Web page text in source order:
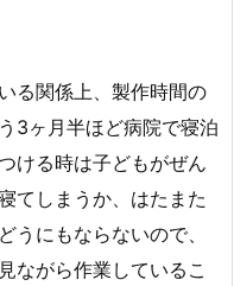
る関係上、製作時間の
3ヶ月半ほど病院で寝泊
ける時は子どもがぜん
てしまうか、はたまた
うにもならないので、
ながら作業しているこ